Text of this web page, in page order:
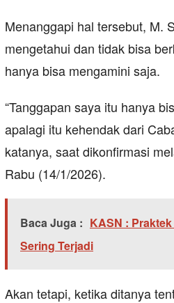
Menanggapi hal tersebut, M.
mengetahui dan tidak bisa
hanya bisa mengamini saja.
“Tanggapan saya itu hanya
apalagi itu kehendak dari
katanya, saat dikonfirmasi
Rabu (14/1/2026).
Baca Juga : KASN :
Sering Terjadi
Akan tetapi, ketika ditanya